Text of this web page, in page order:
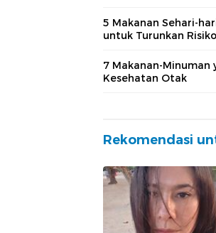
5 Makanan Sehari-
untuk Turunkan
7 Makanan-Minuman
Kesehatan Otak
Rekomendasi